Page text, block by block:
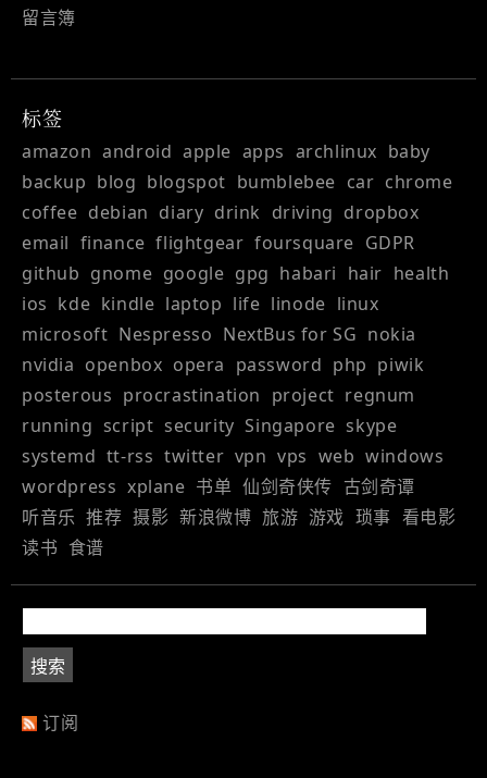
留言簿
标签
amazon android apple apps archlinux baby
backup blog blogspot bumblebee car chrome
coffee debian diary drink driving dropbox
email finance flightgear foursquare GDPR
github gnome google gpg habari hair health
ios kde kindle laptop life linode linux
microsoft Nespresso NextBus for SG nokia
nvidia openbox opera password php piwik
posterous procrastination project regnum
running script security Singapore skype
systemd tt-rss twitter vpn vps web windows
wordpress xplane 书单 仙剑奇侠传 古剑奇谭
听音乐 推荐 摄影 新浪微博 旅游 游戏 琐事 看电影
读书 食谱
订阅